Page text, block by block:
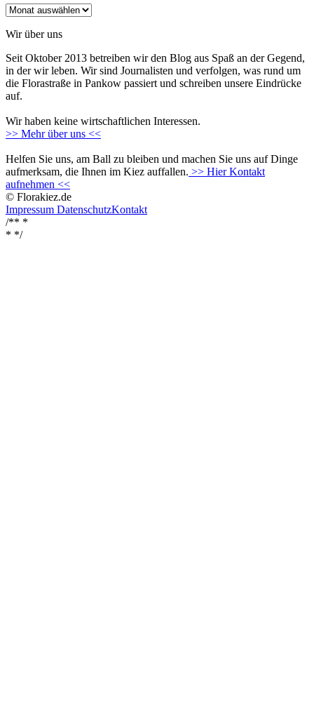
Archiv
Wir über uns
Seit Oktober 2013 betreiben wir den Blog aus Spaß an der Gegend,
in der wir leben. Wir sind Journalisten und verfolgen, was rund um
die Florastraße in Pankow passiert und schreiben unsere Eindrücke
auf.
Wir haben keine wirtschaftlichen Interessen.
>> Mehr über uns <<
Helfen Sie uns, am Ball zu bleiben und machen Sie uns auf Dinge
aufmerksam, die Ihnen im Kiez auffallen. >> Hier Kontakt
aufnehmen <<
© Florakiez.de
Impressum DatenschutzKontakt
/** *
* */